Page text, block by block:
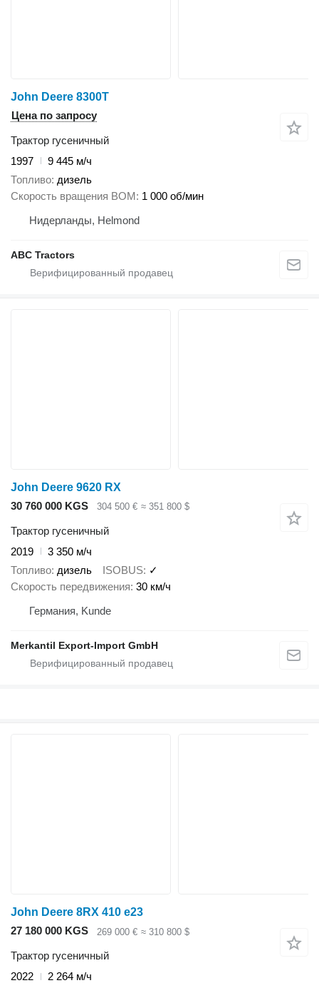
John Deere 8300T
Цена по запросу
Трактор гусеничный
1997
9 445 м/ч
Топливо дизель
Скорость вращения ВОМ 1 000 об/мин
Нидерланды, Helmond
ABC Tractors
John Deere 9620 RX
30 760 000 KGS
304 500 € ≈ 351 800 $
Трактор гусеничный
2019
3 350 м/ч
Топливо дизель ISOBUS ✓
Скорость передвижения 30 км/ч
Германия, Kunde
Merkantil Export-Import GmbH
John Deere 8RX 410 e23
27 180 000 KGS
269 000 € ≈ 310 800 $
Трактор гусеничный
2022
2 264 м/ч